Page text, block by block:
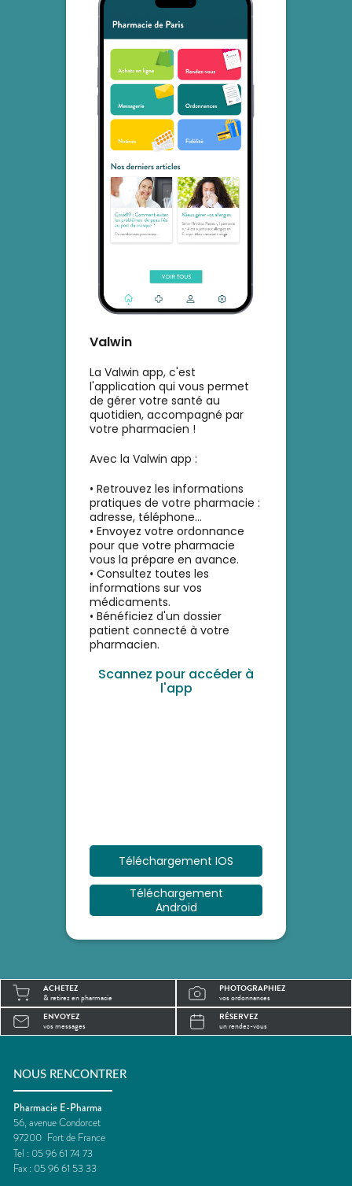
simplement de biologie. 😉🦟
SourcesINSERMANSESCenters
for Disease Control and
Prevention (CDC)
Valwin
La Valwin app, c'est
l'application qui vous permet
de gérer votre santé au
quotidien, accompagné par
votre pharmacien !
Avec la Valwin app :
• Retrouvez les informations
pratiques de votre pharmacie :
adresse, téléphone...
• Envoyez votre ordonnance
pour que votre pharmacie
vous la prépare en avance.
• Consultez toutes les
informations sur vos
médicaments.
• Bénéficiez d'un dossier
patient connecté à votre
pharmacien.
Scannez pour accéder à
l'app
Téléchargement IOS
Téléchargement
Android
ACHETEZ
& retirez en pharmacie
PHOTOGRAPHIEZ
vos ordonnances
ENVOYEZ
vos messages
RÉSERVEZ
un rendez-vous
NOUS RENCONTRER
Pharmacie E-Pharma
56, avenue Condorcet
97200 Fort de France
Tel : 05 96 61 74 73
Fax : 05 96 61 53 33